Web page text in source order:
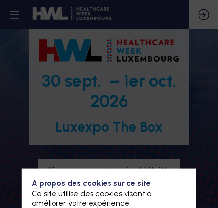
30 sept. – 1er oct.
2026
Luxexpo The Box
Devenez partenaire HWL26
Je m'inscris à HWL26
A propos des cookies sur ce site
Ce site utilise des cookies visant à
améliorer votre expérience.